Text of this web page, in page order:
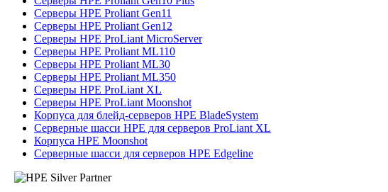
Серверы HPE Proliant Gen11
Серверы HPE Proliant Gen12
Серверы HPE ProLiant MicroServer
Серверы HPE Proliant ML110
Серверы HPE Proliant ML30
Серверы HPE Proliant ML350
Серверы HPE ProLiant XL
Серверы HPE ProLiant Moonshot
Корпуса для блейд-серверов HPE BladeSystem
Серверные шасси HPE для серверов ProLiant XL
Корпуса HPE Moonshot
Серверные шасси для серверов HPE Edgeline